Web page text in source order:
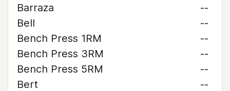
Barraza
--
Bell
--
Bench Press 1RM
--
Bench Press 3RM
--
Bench Press 5RM
--
Bert
--